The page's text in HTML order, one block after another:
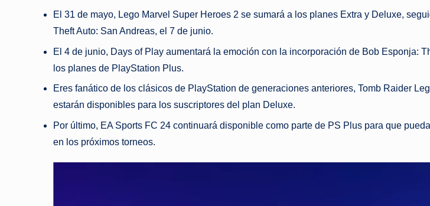
El 31 de mayo, Lego Marvel Super Heroes 2 se sumará a los planes Extra y Deluxe,
Theft Auto: San Andreas, el 7 de junio.
El 4 de junio, Days of Play aumentará la emoción con la incorporación de Bob Esponja:
los planes de PlayStation Plus.
Eres fanático de los clásicos de PlayStation de generaciones anteriores, Tomb Raider
estarán disponibles para los suscriptores del plan Deluxe.
Por último, EA Sports FC 24 continuará disponible como parte de PS Plus para que
en los próximos torneos.